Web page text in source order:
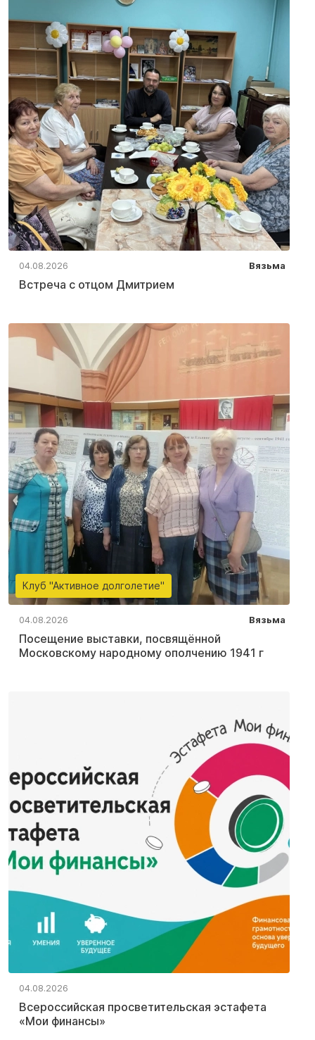
04.08.2026 Вязьма
Встреча с отцом Дмитрием
Клуб "Активное долголетие"
04.08.2026 Вязьма
Посещение выставки, посвящённой
Московскому народному ополчению 1941 г
04.08.2026
Всероссийская просветительская эстафета
«Мои финансы»